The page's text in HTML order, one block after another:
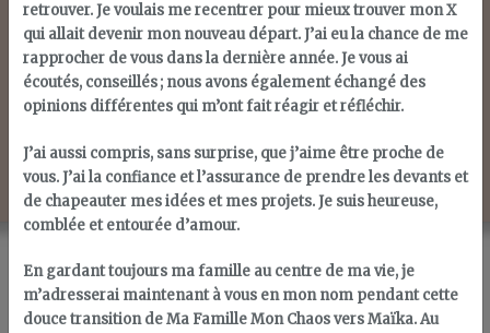
Archives août 2015
retrouver. Je voulais me recentrer pour mieux trouver mon X
qui allait devenir mon nouveau départ. J’ai eu la chance de me
rapprocher de vous dans la dernière année. Je vous ai
écoutés, conseillés ; nous avons également échangé des
opinions différentes qui m’ont fait réagir et réfléchir.
J’ai aussi compris, sans surprise, que j’aime être proche de
vous. J’ai la confiance et l’assurance de prendre les devants et
de chapeauter mes idées et mes projets. Je suis heureuse,
comblée et entourée d’amour.
En gardant toujours ma famille au centre de ma vie, je
m’adresserai maintenant à vous en mon nom pendant cette
douce transition de Ma Famille Mon Chaos vers Maïka. Au